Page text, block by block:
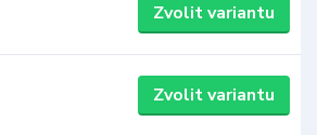
Zvolit variantu
Zvolit variantu